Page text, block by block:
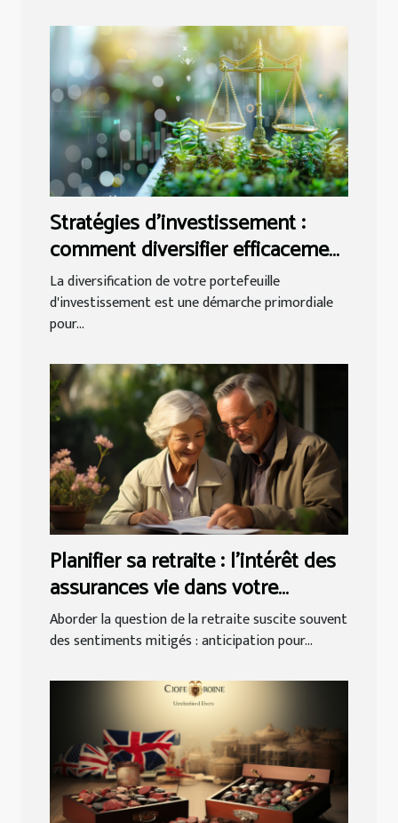
Stratégies d'investissement :
comment diversifier efficacement
votre portefeuille
La diversification de votre portefeuille
d'investissement est une démarche primordiale
pour...
Planifier sa retraite : l'intérêt des
assurances vie dans votre
stratégie d'épargne
Aborder la question de la retraite suscite souvent
des sentiments mitigés : anticipation pour...